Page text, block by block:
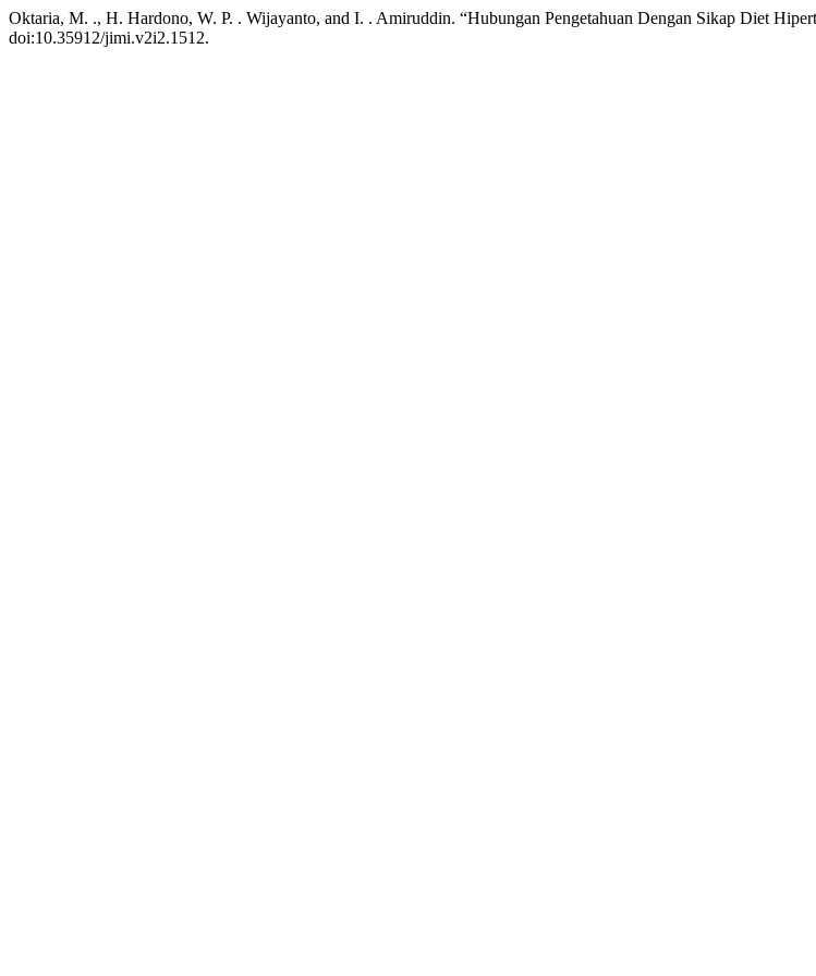
Oktaria, M. ., H. Hardono, W. P. . Wijayanto, and I. . Amiruddin. “Hubungan Pengetahuan Dengan Sikap Diet
doi:10.35912/jimi.v2i2.1512.